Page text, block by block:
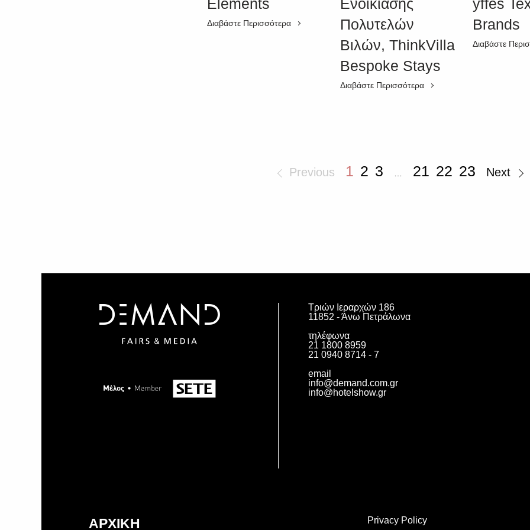
Elements
Διαβάστε Περισσότερα
Ενοικίασης
Πολυτελών
Βιλών, ThinkVilla
Bespoke Stays
Διαβάστε Περισσότερα
yffés
Brands
Διαβάστε
Previous 1 2 3 21 22 23 Next
Τριών Ιεραρχών 186
11852 - Άνω Πετράλωνα
τηλέφωνα
21 1800 8959
21 0940 8714 - 7
email
info@demand.com.gr
info@hotelshow.gr
ΑΡΧΙΚΗ Privacy Policy